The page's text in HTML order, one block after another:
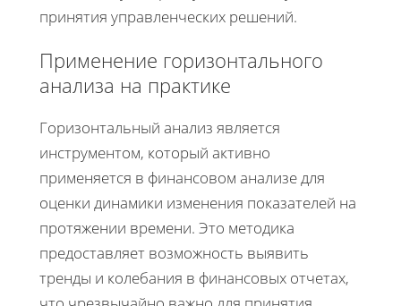
принятия управленческих решений.
Применение горизонтального
анализа на практике
Горизонтальный анализ является
инструментом, который активно
применяется в финансовом анализе для
оценки динамики изменения показателей на
протяжении времени. Это методика
предоставляет возможность выявить
тренды и колебания в финансовых отчетах,